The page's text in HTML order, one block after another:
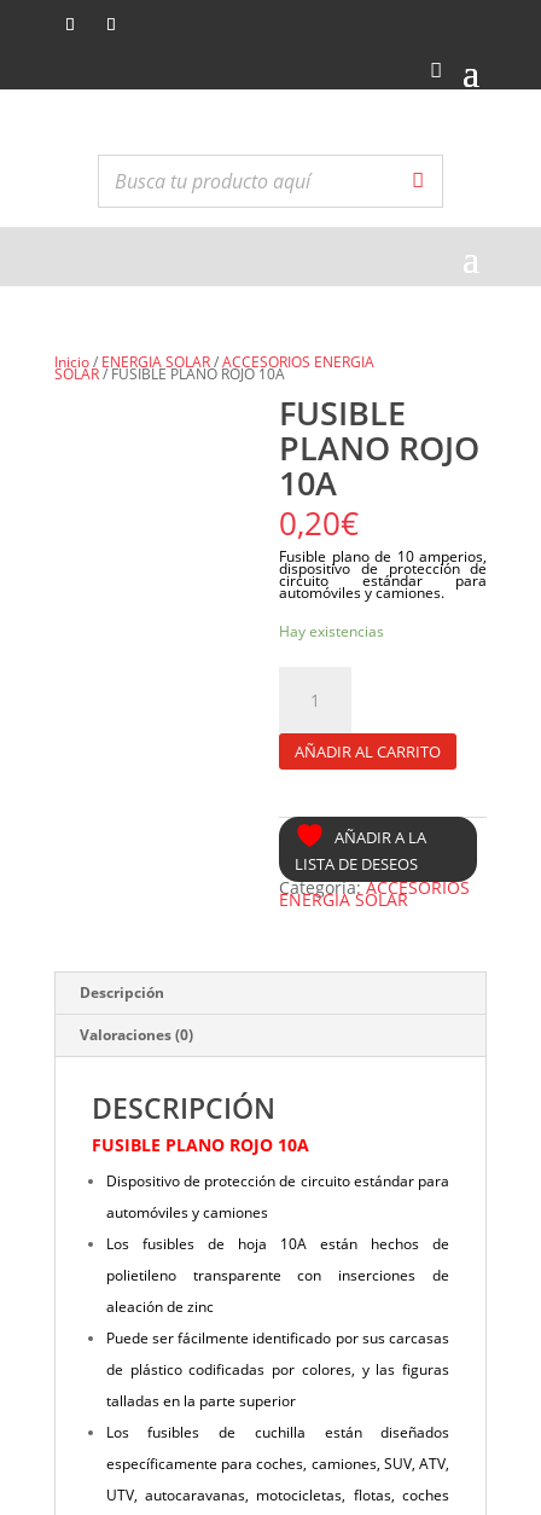
Inicio/ ENERGIA SOLAR/ACCESORIOS ENERGIA
SOLAR/ FUSIBLE PLANO ROJO 10A
FUSIBLE
PLANO ROJO
10A
0,20€
Fusible plano de 10 amperios,
dispositivo de protección de
circuito estándar para
automóviles y camiones.
Hay existencias
ROJO
AÑADIR AL CARRITO
AÑADIR A LA
LISTA DE DESEOS
Categoría:ACCESORIOS
ENERGIA SOLAR
Descripción
Valoraciones (0)
DESCRIPCIÓN
FUSIBLE PLANO ROJO 10A
Dispositivo de protección de circuito estándar para
automóviles y camiones
Los fusibles de hoja 10A están hechos de
polietileno transparente con inserciones de
aleación de zinc
Puede ser fácilmente identificado por sus carcasas
de plástico codificadas por colores, y las figuras
talladas en la parte superior
Los fusibles de cuchilla están diseñados
específicamente para coches, camiones, SUV, ATV,
UTV, autocaravanas, motocicletas, flotas, coches